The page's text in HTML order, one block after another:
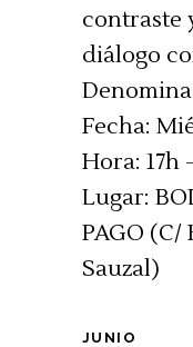
contraste
diálogo
Fecha:
Hora: 17h
Lugar:
PAGO (C/
Sauzal)
JUNIO